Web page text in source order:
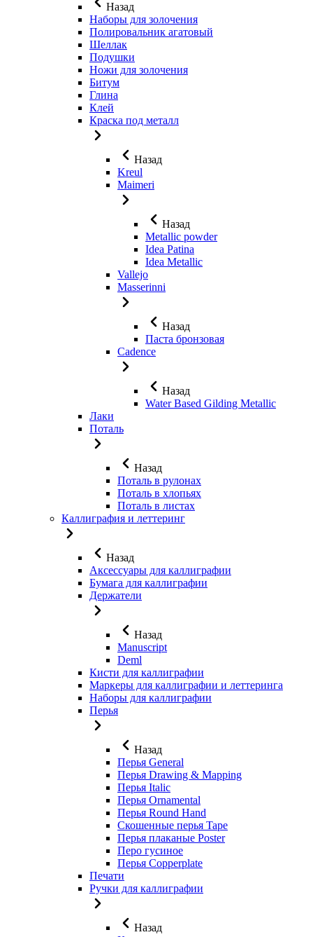
Назад
Наборы для золочения
Полировальник агатовый
Шеллак
Подушки
Ножи для золочения
Битум
Глина
Клей
Краска под металл
Назад
Kreul
Maimeri
Назад
Metallic powder
Idea Patina
Idea Metallic
Vallejo
Masserinni
Назад
Паста бронзовая
Cadence
Назад
Water Based Gilding Metallic
Лаки
Поталь
Назад
Поталь в рулонах
Поталь в хлопьях
Поталь в листах
Каллиграфия и леттеринг
Назад
Аксессуары для каллиграфии
Бумага для каллиграфии
Держатели
Назад
Manuscript
Deml
Кисти для каллиграфии
Маркеры для каллиграфии и леттеринга
Наборы для каллиграфии
Перья
Назад
Перья General
Перья Drawing & Mapping
Перья Italic
Перья Ornamental
Перья Round Hand
Скошенные перья Tape
Перья плаканые Poster
Перо гусиное
Перья Copperplate
Печати
Ручки для каллиграфии
Назад